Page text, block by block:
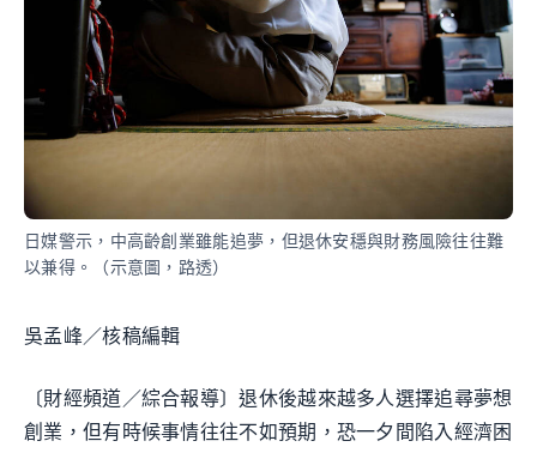
日媒警示，中高齡創業雖能追夢，但退休安穩與財務風險往往難
以兼得。（示意圖，路透）
吳孟峰／核稿編輯
〔財經頻道／綜合報導〕退休後越來越多人選擇追尋夢想
創業，但有時候事情往往不如預期，恐一夕間陷入經濟困